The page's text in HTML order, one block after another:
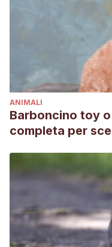
ANIMALI
Barboncino toy
completa per